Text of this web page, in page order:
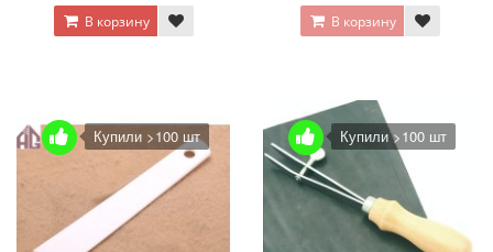
В корзину В корзину
Купили >100 шт Купили >100 шт